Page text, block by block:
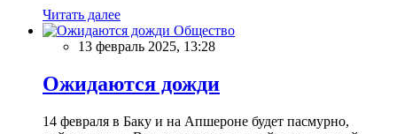
Читать далее
Общество
13 февраль 2025, 13:28
Ожидаются дожди
14 февраля в Баку и на Апшероне будет пасмурно,